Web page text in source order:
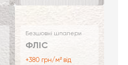
Безшовні шпалери
ФЛІС
+380 грн/м² від